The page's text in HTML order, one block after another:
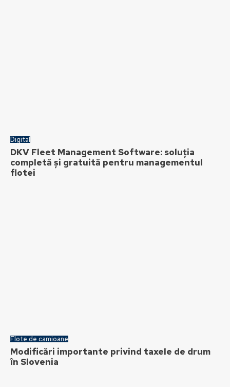
Digital
DKV Fleet Management Software: soluția
completă și gratuită pentru managementul
flotei
Flote de camioane
Modificări importante privind taxele de drum
în Slovenia